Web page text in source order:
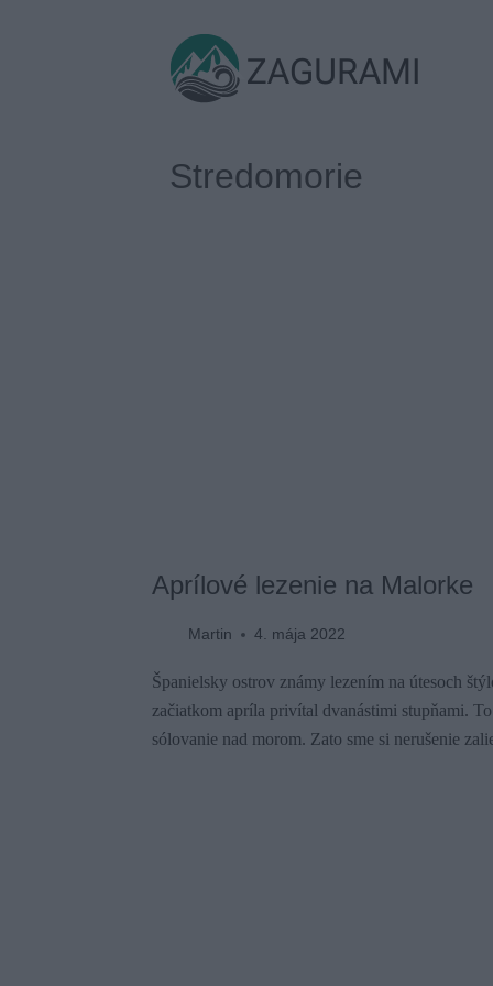
ZAGURAMI
Stredomorie
Aprílové lezenie na Malorke
Martin 4. mája 2022
Španielsky ostrov známy lezením na útesoch
začiatkom apríla privítal dvanástimi stupňami.
sólovanie nad morom. Zato sme si nerušenie